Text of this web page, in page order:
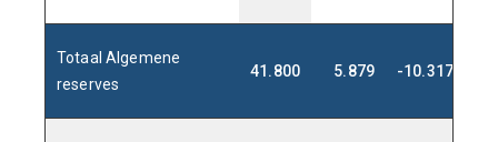
Totaal Algemene
reserves
41.800 5.879 -10.317